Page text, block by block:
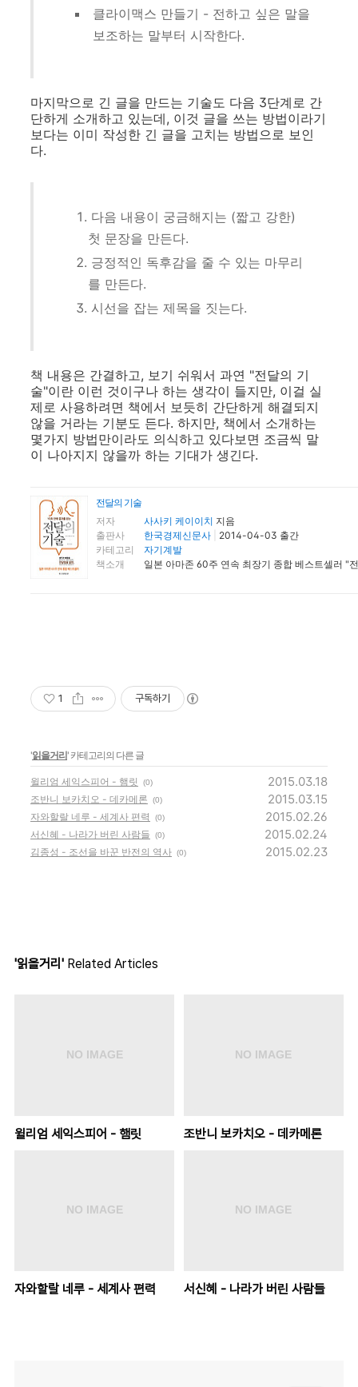
클라이맥스 만들기 - 전하고 싶은 말을
보조하는 말부터 시작한다.
마지막으로 긴 글을 만드는 기술도 다음 3단계로 간
단하게 소개하고 있는데, 이것 글을 쓰는 방법이라기
보다는 이미 작성한 긴 글을 고치는 방법으로 보인
다.
다음 내용이 궁금해지는 (짧고 강한)
첫 문장을 만든다.
긍정적인 독후감을 줄 수 있는 마무리
를 만든다.
시선을 잡는 제목을 짓는다.
책 내용은 간결하고, 보기 쉬워서 과연 "전달의 기
술"이란 이런 것이구나 하는 생각이 들지만, 이걸 실
제로 사용하려면 책에서 보듯히 간단하게 해결되지
않을 거라는 기분도 든다. 하지만, 책에서 소개하는
몇가지 방법만이라도 의식하고 있다보면 조금씩 말
이 나아지지 않을까 하는 기대가 생긴다.
전달의 기술
저자
사사키 케이이치 지음
출판사
한국경제신문사
2014-04-03 출간
카테고리
자기계발
책소개
일본 아마존 60주 연속 최장기 종합 베스트셀러 "
1 구독하기
'읽을거리' 카테고리의 다른 글
윌리엄 세익스피어 - 햄릿 (0) 2015.03.18
조반니 보카치오 - 데카메론 (0) 2015.03.15
자와할랄 네루 - 세계사 편력 (0) 2015.02.26
서신혜 - 나라가 버린 사람들 (0) 2015.02.24
김종성 - 조선을 바꾼 반전의 역사 (0) 2015.02.23
'읽을거리' Related Articles
윌리엄 세익스피어 - 햄릿 조반니 보카치오 - 데카메론
자와할랄 네루 - 세계사 편력 서신혜 - 나라가 버린 사람들